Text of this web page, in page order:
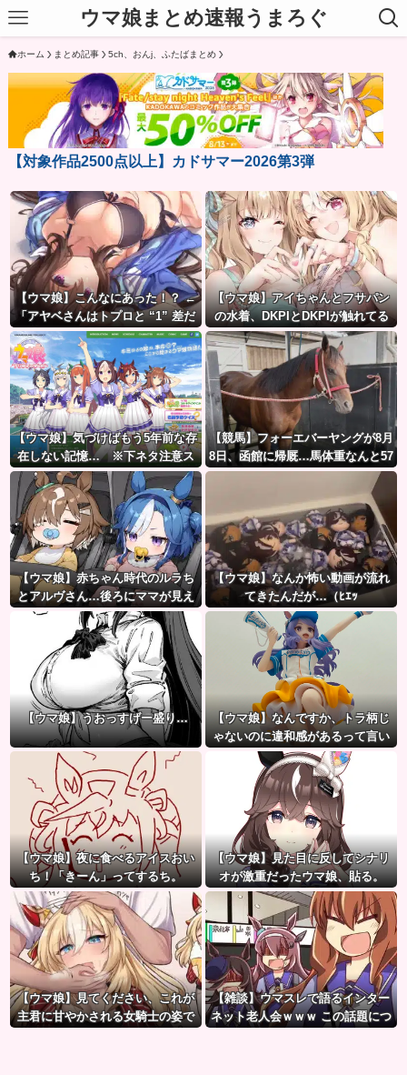
ウマ娘まとめ速報うまろぐ
ホーム まとめ記事 5ch、おんj、ふたばまとめ
【対象作品2500点以上】カドサマー2026第3弾
【ウマ娘】こんなにあった！？ ←
「アヤベさんはトプロと “1” 差だ
ぞ」
【ウマ娘】アイちゃんとフサパン
の水着、DKPIとDKPIが触れてる
構図が良き…
【ウマ娘】気づけばもう5年前な存
在しない記憶… ※下ネタ注意ス
レ
【競馬】フォーエバーヤングが8月
8日、函館に帰厩…馬体重なんと57
3キロ。←「デカすぎんだろ…」
【ウマ娘】赤ちゃん時代のルラち
とアルヴさん…後ろにママが見え
るな？
【ウマ娘】なんか怖い動画が流れ
てきたんだが…（ﾋｴｯ
【ウマ娘】うおっすげー盛り…
【ウマ娘】なんですか、トラ柄じ
ゃないのに違和感があるって言い
たいんですか？
【ウマ娘】夜に食べるアイスおい
ち！「きーん」ってするち。
【ウマ娘】見た目に反してシナリ
オが激重だったウマ娘、貼る。
【ウマ娘】見てください、これが
主君に甘やかされる女騎士の姿で
【雑談】ウマスレで語るインター
ネット老人会ｗｗｗ この話題につ